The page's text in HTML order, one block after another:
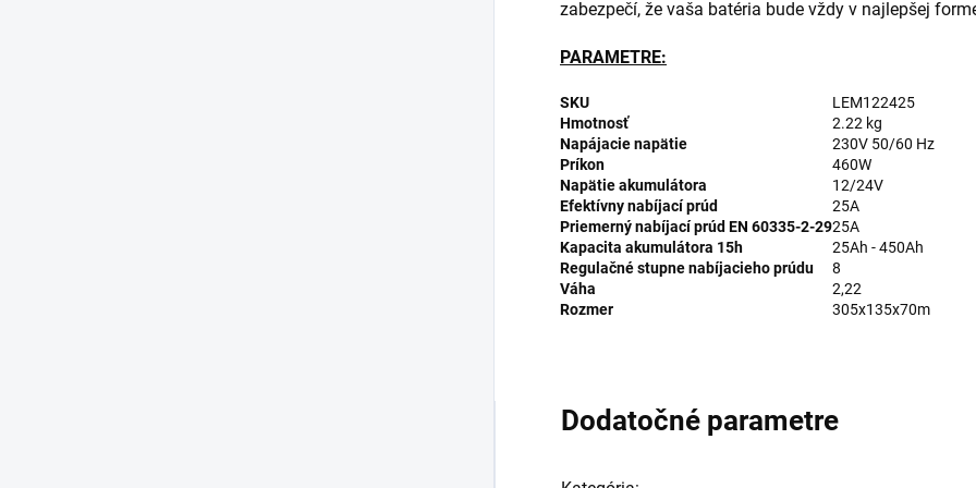
zabezpečí, že vaša batéria bude vždy v najlepšej
PARAMETRE:
SKU
LEM122425
Hmotnosť
2.22 kg
Napájacie napätie
230V 50/60 Hz
Príkon
460W
Napätie akumulátora
12/24V
Efektívny nabíjací prúd
25A
Priemerný nabíjací prúd EN 60335-2-2925A
Kapacita akumulátora 15h
25Ah - 450Ah
Regulačné stupne nabíjacieho prúdu
8
Váha
2,22
Rozmer
305x135x70m
Dodatočné parametre